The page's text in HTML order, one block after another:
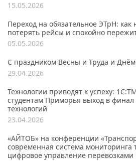
15.05.2026
Переход на обязательное ЭТрН:
потерять рейсы и спокойно
05.05.2026
С праздником Весны и Труда и
29.04.2026
Технологии приводят к успеху:
студентам Приморья выход в
технологий
23.04.2026
«АЙТОБ» на конференции
современная система мониторинга
цифровое управление перевозками